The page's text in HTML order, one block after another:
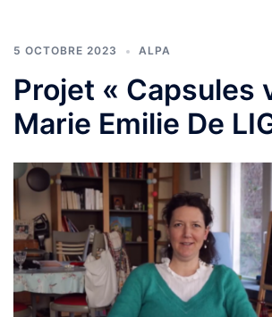
5 OCTOBRE 2023 ALPA
Projet « Capsules
Marie Emilie De